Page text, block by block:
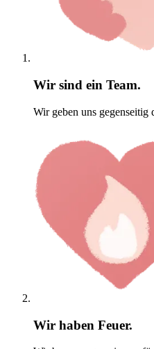
Wir sind ein Team.
Wir geben uns gegenseitig
Wir haben Feuer.